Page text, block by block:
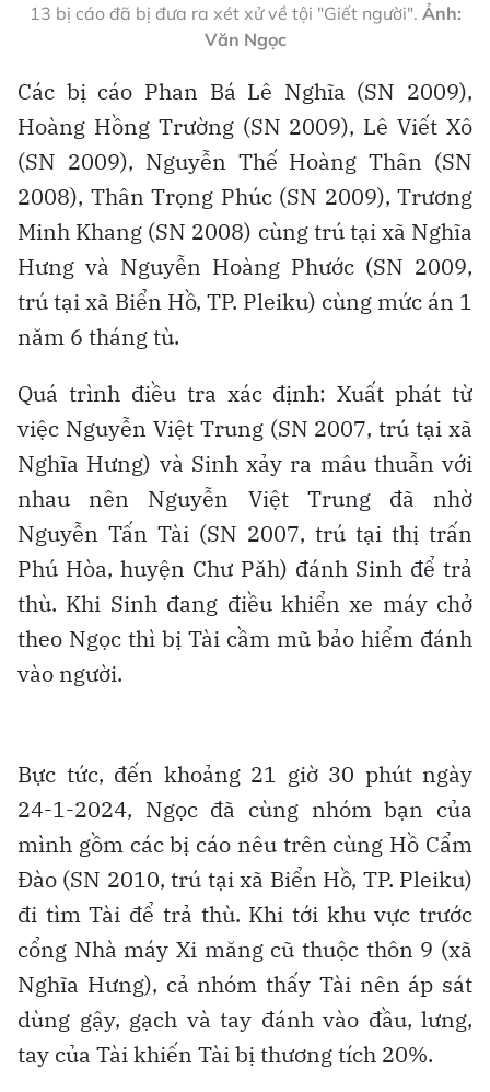
13 bị cáo đã bị đưa ra xét xử về tội "Giết người". Ảnh:
Văn Ngọc
Các bị cáo Phan Bá Lê Nghĩa (SN 2009),
Hoàng Hồng Trường (SN 2009), Lê Viết Xô
(SN 2009), Nguyễn Thế Hoàng Thân (SN
2008), Thân Trọng Phúc (SN 2009), Trương
Minh Khang (SN 2008) cùng trú tại xã Nghĩa
Hưng và Nguyễn Hoàng Phước (SN 2009,
trú tại xã Biển Hồ, TP. Pleiku) cùng mức án 1
năm 6 tháng tù.
Quá trình điều tra xác định: Xuất phát từ
việc Nguyễn Việt Trung (SN 2007, trú tại xã
Nghĩa Hưng) và Sinh xảy ra mâu thuẫn với
nhau nên Nguyễn Việt Trung đã nhờ
Nguyễn Tấn Tài (SN 2007, trú tại thị trấn
Phú Hòa, huyện Chư Păh) đánh Sinh để trả
thù. Khi Sinh đang điều khiển xe máy chở
theo Ngọc thì bị Tài cầm mũ bảo hiểm đánh
vào người.
Bực tức, đến khoảng 21 giờ 30 phút ngày
24-1-2024, Ngọc đã cùng nhóm bạn của
mình gồm các bị cáo nêu trên cùng Hồ Cẩm
Đào (SN 2010, trú tại xã Biển Hồ, TP. Pleiku)
đi tìm Tài để trả thù. Khi tới khu vực trước
cổng Nhà máy Xi măng cũ thuộc thôn 9 (xã
Nghĩa Hưng), cả nhóm thấy Tài nên áp sát
dùng gậy, gạch và tay đánh vào đầu, lưng,
tay của Tài khiến Tài bị thương tích 20%.